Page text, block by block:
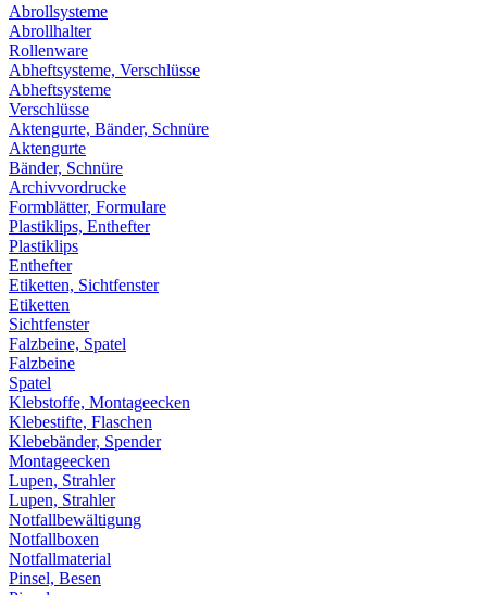
Abrollsysteme
Abrollhalter
Rollenware
Abheftsysteme, Verschlüsse
Abheftsysteme
Verschlüsse
Aktengurte, Bänder, Schnüre
Aktengurte
Bänder, Schnüre
Archivvordrucke
Formblätter, Formulare
Plastiklips, Enthefter
Plastiklips
Enthefter
Etiketten, Sichtfenster
Etiketten
Sichtfenster
Falzbeine, Spatel
Falzbeine
Spatel
Klebstoffe, Montageecken
Klebestifte, Flaschen
Klebebänder, Spender
Montageecken
Lupen, Strahler
Lupen, Strahler
Notfallbewältigung
Notfallboxen
Notfallmaterial
Pinsel, Besen